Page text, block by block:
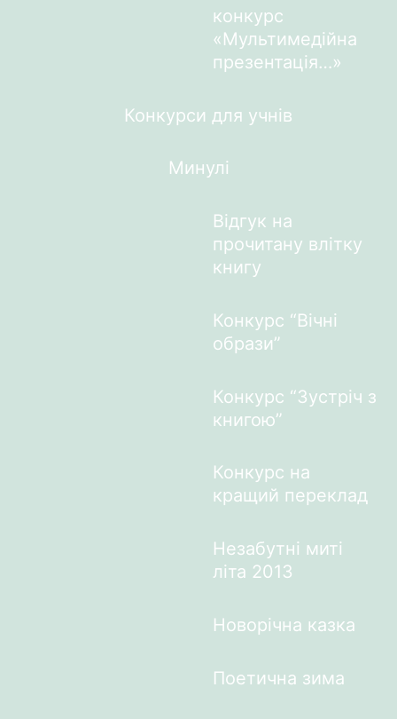
конкурс
«Мультимедійна
презентація…»
Конкурси для учнів
Минулі
Відгук на
прочитану влітку
книгу
Конкурс “Вічні
образи”
Конкурс “Зустріч з
книгою”
Конкурс на
кращий переклад
Незабутні миті
літа 2013
Новорічна казка
Поетична зима